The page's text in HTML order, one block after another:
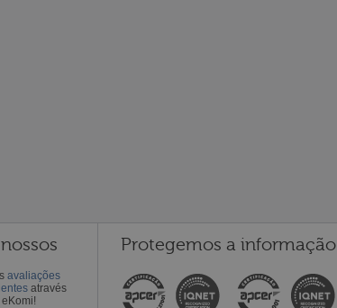
avaliações
através
Protegemos a informação